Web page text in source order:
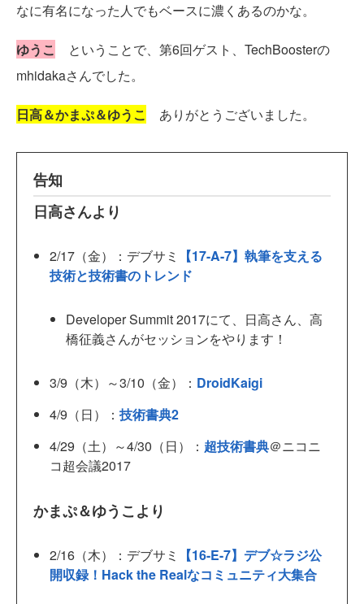
なに有名になった人でもベースに濃くあるのかな。
ゆうこ ということで、第6回ゲスト、TechBoosterの
mhidakaさんでした。
日高＆かまぷ＆ゆうこ ありがとうございました。
告知
日高さんより
2/17（金）：デブサミ
【17-A-7】執筆を支える
技術と技術書のトレンド
Developer Summit 2017にて、日高さん、高
橋征義さんがセッションをやります！
3/9（木）～3/10（金）： DroidKaigi
4/9（日）： 技術書典2
4/29（土）～4/30（日）： 超技術書典＠ニコニ
コ超会議2017
かまぷ＆ゆうこより
2/16（木）：デブサミ
【16-E-7】デブ☆ラジ公
開収録！Hack the Realなコミュニティ大集合